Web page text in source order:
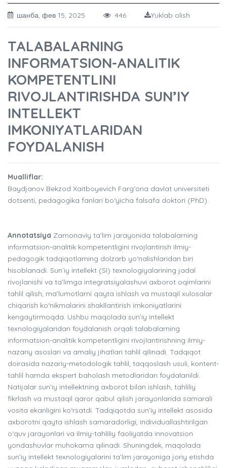
шанба, фев 15, 2025 446 Yuklab olish
TALABALARNING
INFORMATSION-ANALITIK
KOMPETENTLINI
RIVOJLANTIRISHDA SUN’IY
INTELLEKT
IMKONIYATLARIDAN
FOYDALANISH
Mualliflar:
Baydjanov Bekzod Xaitboyevich Farg‘ona davlat universiteti
dotsenti, pedagogika fanlari bo‘yicha falsafa doktori (PhD).
Annotatsiya Zamonaviy ta’lim jarayonida talabalarning
informatsion-analitik kompetentligini rivojlantirish ilmiy-
pedagogik tadqiqotlarning dolzarb yo‘nalishlaridan biri
hisoblanadi. Sun’iy intellekt (SI) texnologiyalarining jadal
rivojlanishi va ta’limga integratsiyalashuvi axborot oqimlarini
tahlil qilish, ma’lumotlarni qayta ishlash va mustaqil xulosalar
chiqarish ko‘nikmalarini shakllantirish imkoniyatlarini
kengaytirmoqda. Ushbu maqolada sun’iy intellekt
texnologiyalaridan foydalanish orqali talabalarning
informatsion-analitik kompetentligini rivojlantirishning ilmiy-
nazariy asoslari va amaliy jihatlari tahlil qilinadi. Tadqiqot
doirasida nazariy-metodologik tahlil, taqqoslash usuli, kontent-
tahlil hamda ekspert baholash metodlaridan foydalanildi.
Natijalar sun’iy intellektning axborot bilan ishlash, tahliliy
fikrlash va mustaqil qaror qabul qilish jarayonlarida samarali
vosita ekanligini ko‘rsatdi. Tadqiqotda sun’iy intellekt asosida
axborotni qayta ishlash samaradorligi, individuallashtirilgan
o‘quv jarayonlari va ilmiy-tahliliy faoliyatda innovatsion
yondashuvlar muhokama qilinadi. Shuningdek, maqolada
sun’iy intellekt texnologiyalarini ta’lim jarayoniga joriy etishda